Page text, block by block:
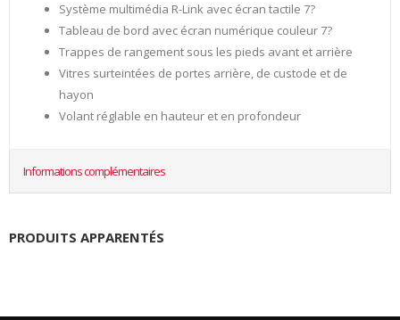
Système multimédia R-Link avec écran tactile 7?
Tableau de bord avec écran numérique couleur 7?
Trappes de rangement sous les pieds avant et arrière
Vitres surteintées de portes arrière, de custode et de
hayon
Volant réglable en hauteur et en profondeur
Informations complémentaires
PRODUITS APPARENTÉS